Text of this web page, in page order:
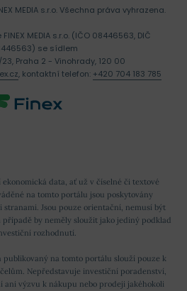
data, ať už v číselné či textové
na tomto portálu jsou poskytovány
Jsou pouze orientační, nemusí být
by neměly sloužit jako jediný podklad
rozhodnutí.
publikovaný na tomto portálu slouží pouze k
Nepředstavuje investiční poradenství,
výzvu k nákupu nebo prodeji jakéhokoli
MEDIA s.r.o.Všechna práva vyhrazena.
MEDIA s.r.o. (IČO 08446563, DIČ
se sídlem
Praha 2 - Vinohrady, 120 00
, kontaktní telefon: +420 704 183 785